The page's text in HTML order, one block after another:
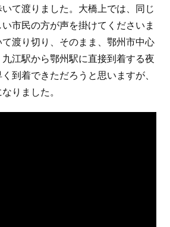
て渡りました。大橋上では、同じ
市民の方が声を掛けてくださいま
渡り切り、そのまま、鄂州市中心
江駅から鄂州駅に直接到着する夜
到着できただろうと思いますが、
りました。